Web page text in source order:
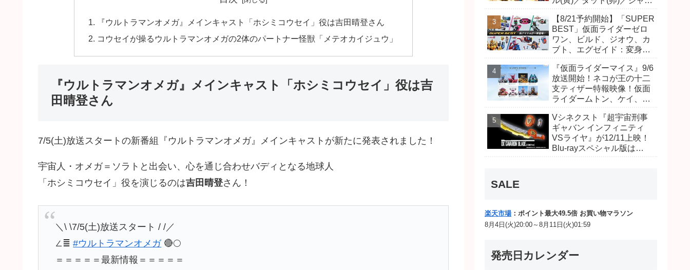
『ウルトラマンオメガ』メインキャスト「ホシミコウセイ」役は吉田晴登さん
コウセイが操るウルトラマンオメガの2体のパートナー怪獣「メテオカイジュウ」
『ウルトラマンオメガ』メインキャスト「ホシミコウセイ」役は吉
田晴登さん
7/5(土)放送スタートの新番組『ウルトラマンオメガ』メインキャストが新たに発表されました！
宇宙人・オメガ＝ソラトと出会い、心を通じ合わせバディとなる地球人
「ホシミコウセイ」役を演じるのは吉田晴登さん！
＼\ \7/5(土)放送スタート / /／
∠≣ #ウルトラマンオメガ🔴🌕
＝＝＝＝＝最新情報＝＝＝＝＝
尾達臣のキャストが発表！
トリガーのアキト金子隼也
さんも変身！
【8/21予約開始】「SUPER
BEST」仮面ライダーゼロ
ワン、ビルド、ジオウ、カ
ブト、エグゼイド：変身ベ
ー、DXネオディケイドライ
バー、DXホッパーゼクター
ほか12点！
『仮面ライダーマイス』9/6
放送開始！ネコが王の十二
支ティザー特報映像！仮面
ライダームトン、ケイ、ヴ
開！ライダーは子丑寅卯辰
巳午未申酉戌亥猫猫の14
人⁉
Vシネクスト『超宇宙刑事
ギャバン インフィニティ
VSライヤ』が12/11上映！
Blu-rayスペシャル版は
SALE
楽天市場 ：ポイント最大49.5倍 お買い物マラソン
8月4日(火)20:00～8月11日(火)01:59
発売日カレンダー